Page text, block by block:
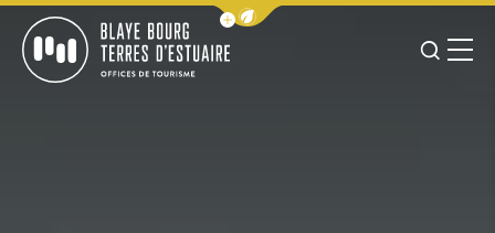
Afficher la barre de navigation
JE
MENU